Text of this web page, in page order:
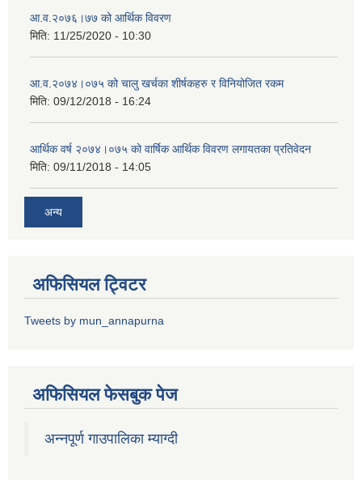
आ.व.२०७६।७७ को आर्थिक विवरण
मिति: 11/25/2020 - 10:30
आ.व.२०७४।०७५ को चालु खर्चका शीर्षकहरु र विनियोजित रकम
मिति: 09/12/2018 - 16:24
आर्थिक वर्ष २०७४।०७५ को वार्षिक आर्थिक विवरण लगायतका प्रतिवेदन
मिति: 09/11/2018 - 14:05
अन्य
अफिसियल ट्विटर
Tweets by mun_annapurna
अफिसियल फेसबुक पेज
अन्नपूर्ण गाउपालिका म्याग्दी